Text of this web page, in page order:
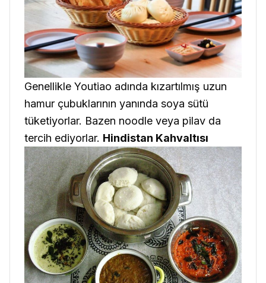
Genellikle Youtiao adında kızartılmış uzun
hamur çubuklarının yanında soya sütü
tüketiyorlar. Bazen noodle veya pilav da
tercih ediyorlar. Hindistan Kahvaltısı